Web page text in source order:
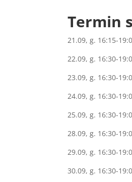
Termin
21.09, g. 16:15-
22.09, g. 16:30-
23.09, g. 16:30-
24.09, g. 16:30-
25.09, g. 16:30-
28.09, g. 16:30-
29.09, g. 16:30-
30.09, g. 16:30-